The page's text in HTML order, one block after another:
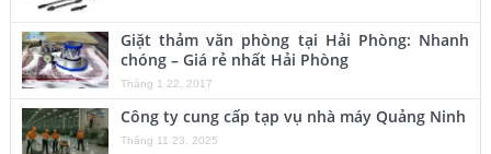
Giặt thảm văn phòng tại Hải Phòng: Nhanh
chóng – Giá rẻ nhất Hải Phòng
Tháng 1 22, 2017
Công ty cung cấp tạp vụ nhà máy Quảng Ninh
Tháng 11 23, 2025